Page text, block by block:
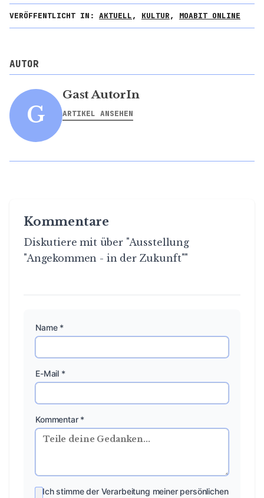
VERÖFFENTLICHT IN: AKTUELL, KULTUR, MOABIT ONLINE
AUTOR
G
Gast AutorIn
ARTIKEL ANSEHEN
Kommentare
Diskutiere mit über "Ausstellung
"Angekommen - in der Zukunft""
Name *
E-Mail *
Kommentar *
Ich stimme der Verarbeitung meiner persönlichen